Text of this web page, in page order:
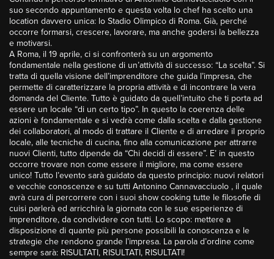
suo secondo appuntamento e questa volta lo chef ha scelto una
location davvero unica: lo Stadio Olimpico di Roma. Già, perché
occorre formarsi, crescere, lavorare, ma anche godersi la bellezza
e motivarsi.
A Roma, il 19 aprile, ci si confronterà su un argomento
fondamentale nella gestione di un’attività di successo: “La scelta”. Si
tratta di quella visione dell’imprenditore che guida l’impresa, che
permette di caratterizzare la propria attività e di incontrare la vera
domanda del Cliente. Tutto è guidato da quell’intuito che ti porta ad
essere un locale “di un certo tipo”. In questo la coerenza delle
azioni è fondamentale e si vedrà come dalla scelta e dalla gestione
dei collaboratori, al modo di trattare il Cliente e di arredare il proprio
locale, alle tecniche di cucina, fino alla comunicazione per attrarre
nuovi Clienti, tutto dipende da “Chi decidi di essere”. E’ in questo
occorre trovare non come essere il migliore, ma come essere
unico! Tutto l’evento sarà guidato da questo principio: nuovi relatori
e vecchie conoscenze e su tutti Antonino Cannavacciuolo , il quale
avrà cura di percorrere con i suoi show cooking tutte le filosofie di
cuisi parlerà ed arricchirà la giornata con le sue esperienze di
imprenditore, da condividere con tutti. Lo scopo: mettere a
disposizione di quante più persone possibili la conoscenza e le
strategie che rendono grande l’impresa. La parola d’ordine come
sempre sarà: RISULTATI, RISULTATI, RISULTATI!